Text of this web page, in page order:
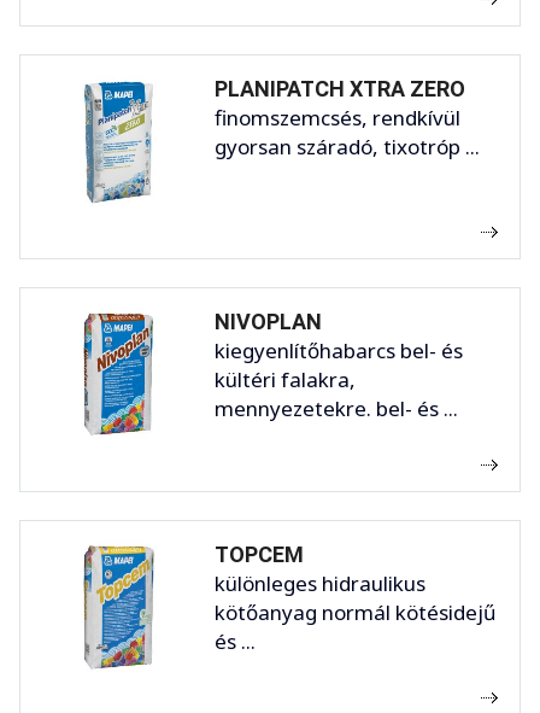
PLANIPATCH XTRA ZERO
finomszemcsés, rendkívül
gyorsan száradó, tixotróp ...
NIVOPLAN
kiegyenlítőhabarcs bel- és
kültéri falakra,
mennyezetekre. bel- és ...
TOPCEM
különleges hidraulikus
kötőanyag normál kötésidejű
és ...